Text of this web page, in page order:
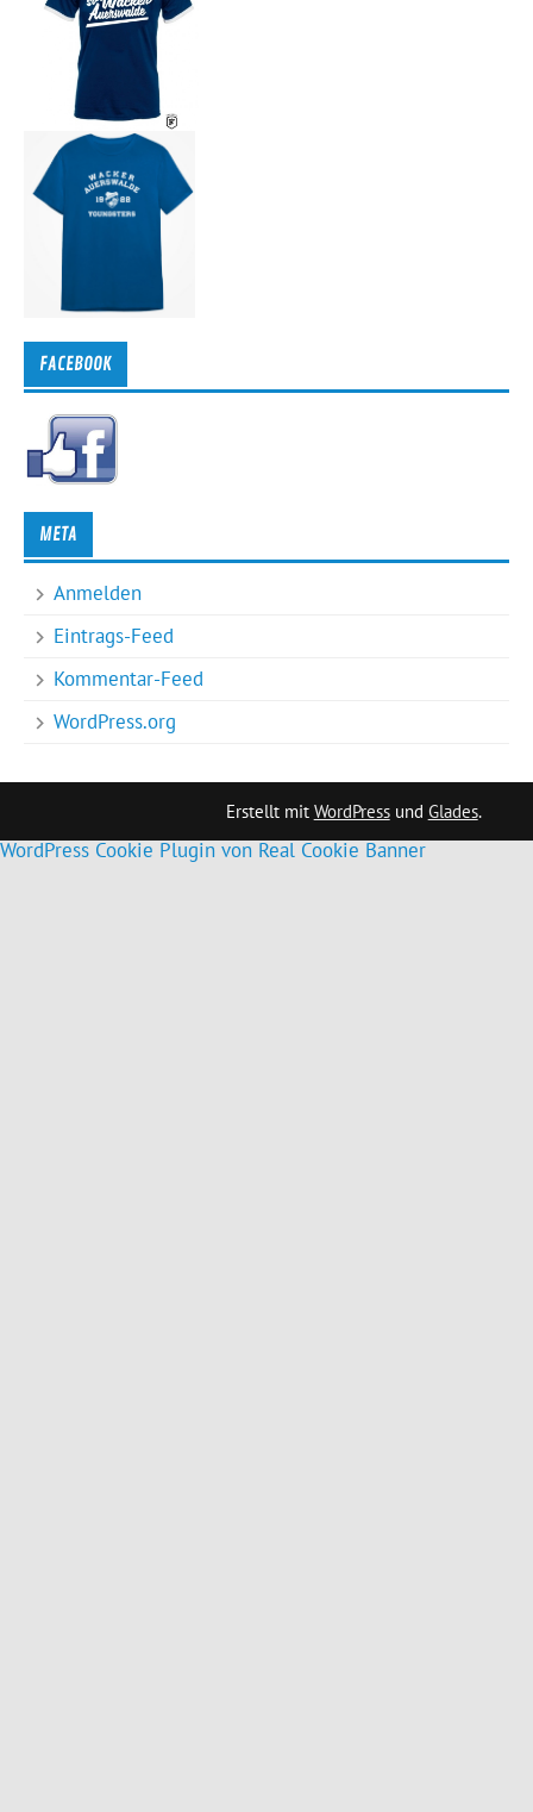
FACEBOOK
META
Anmelden
Eintrags-Feed
Kommentar-Feed
WordPress.org
Erstellt mit WordPressund Glades.
WordPress Cookie Plugin von Real Cookie Banner